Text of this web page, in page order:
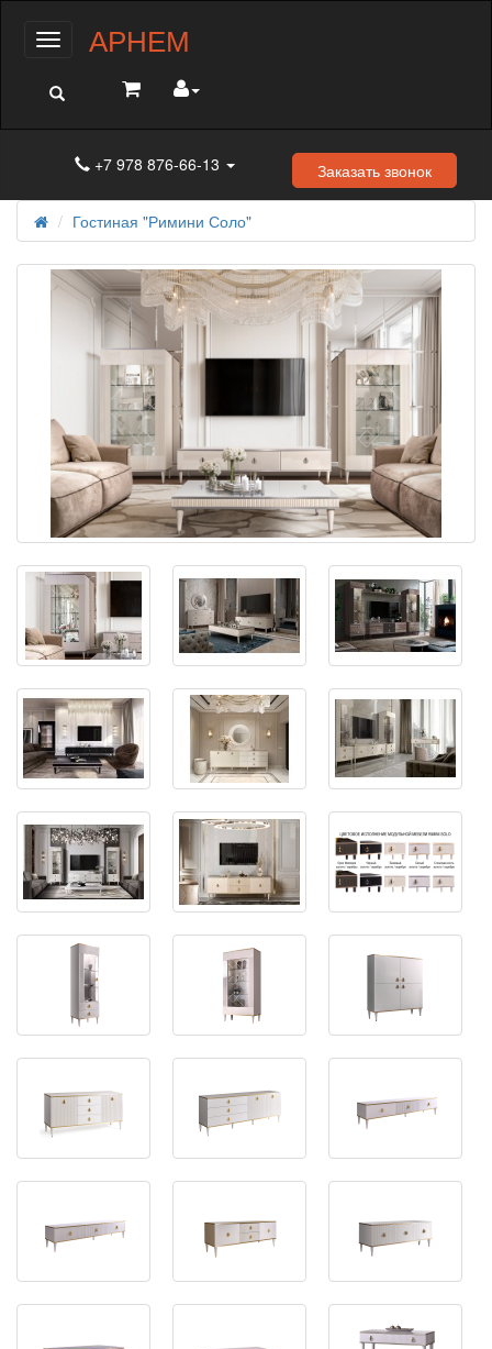
МенюАРНЕМ
+7 978 876-66-13 Заказать звонок
Гостиная "Римини Соло"